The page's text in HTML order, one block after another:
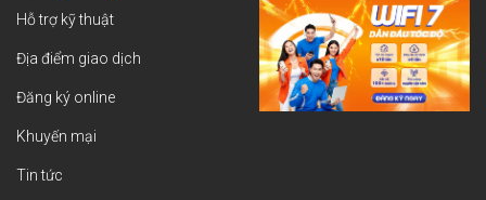
Hỗ trợ kỹ thuật
Địa điểm giao dịch
Đăng ký online
Khuyến mại
Tin tức